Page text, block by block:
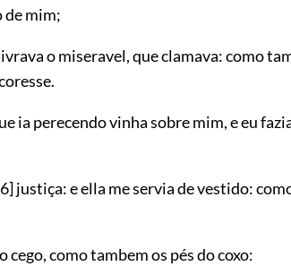
de mim;
o miseravel, que clamava: como
ia perecendo vinha sobre mim, e eu
justiça: e ella me servia de vestido:
cego, como tambem os pés do coxo: